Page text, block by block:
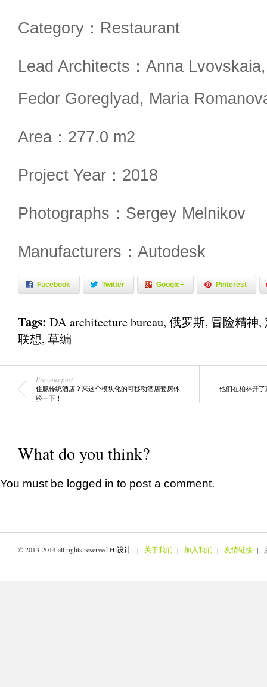
Category：Restaurant
Lead Architects：Anna
Fedor Goreglyad, Maria
Area：277.0 m2
Project Year：2018
Photographs：Sergey Melnikov
Manufacturers：Autodesk
Facebook Twitter Google+ Pinterest
Tags: DA architecture bureau, 俄罗斯, 冒险精神,
联想, 草编
Previous post
住腻传统酒店？来这个模块化的可移动酒店套房体
验一下！
他们在柏林开
What do you think?
You must be logged in to post a comment.
© 2013-2014 all rights reservedHi设计. | 关于我们 | 加入我们 | 友情链接 |